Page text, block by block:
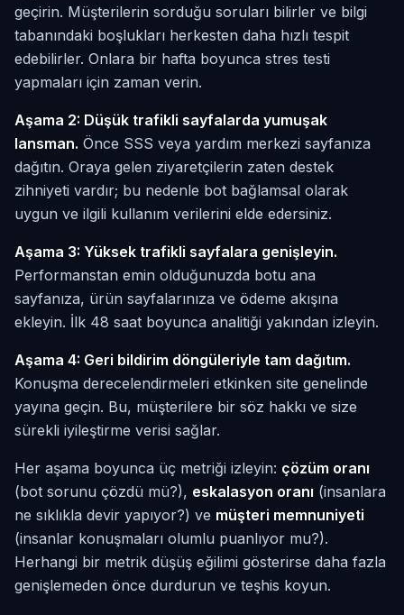
geçirin. Müşterilerin sorduğu soruları bilirler ve bilgi
tabanındaki boşlukları herkesten daha hızlı tespit
edebilirler. Onlara bir hafta boyunca stres testi
yapmaları için zaman verin.
Aşama 2: Düşük trafikli sayfalarda yumuşak
lansman. Önce SSS veya yardım merkezi sayfanıza
dağıtın. Oraya gelen ziyaretçilerin zaten destek
zihniyeti vardır; bu nedenle bot bağlamsal olarak
uygun ve ilgili kullanım verilerini elde edersiniz.
Aşama 3: Yüksek trafikli sayfalara genişleyin.
Performanstan emin olduğunuzda botu ana
sayfanıza, ürün sayfalarınıza ve ödeme akışına
ekleyin. İlk 48 saat boyunca analitiği yakından izleyin.
Aşama 4: Geri bildirim döngüleriyle tam dağıtım.
Konuşma derecelendirmeleri etkinken site genelinde
yayına geçin. Bu, müşterilere bir söz hakkı ve size
sürekli iyileştirme verisi sağlar.
Her aşama boyunca üç metriği izleyin: çözüm oranı
(bot sorunu çözdü mü?), eskalasyon oranı (insanlara
ne sıklıkla devir yapıyor?) ve müşteri memnuniyeti
(insanlar konuşmaları olumlu puanlıyor mu?).
Herhangi bir metrik düşüş eğilimi gösterirse daha fazla
genişlemeden önce durdurun ve teşhis koyun.